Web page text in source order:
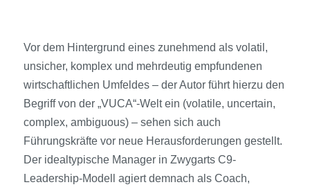
Vor dem Hintergrund eines zunehmend als volatil,
unsicher, komplex und mehrdeutig empfundenen
wirtschaftlichen Umfeldes – der Autor führt hierzu den
Begriff von der „VUCA“-Welt ein (volatile, uncertain,
complex, ambiguous) – sehen sich auch
Führungskräfte vor neue Herausforderungen gestellt.
Der idealtypische Manager in Zwygarts C9-
Leadership-Modell agiert demnach als Coach,